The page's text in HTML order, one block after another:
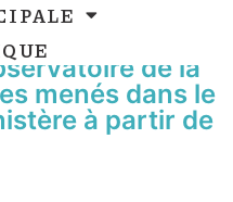
de la
menés dans le
à partir de